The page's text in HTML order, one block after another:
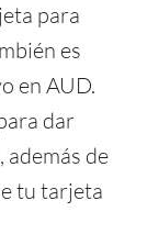
para
es
en AUD.
dar
además de
tu tarjeta